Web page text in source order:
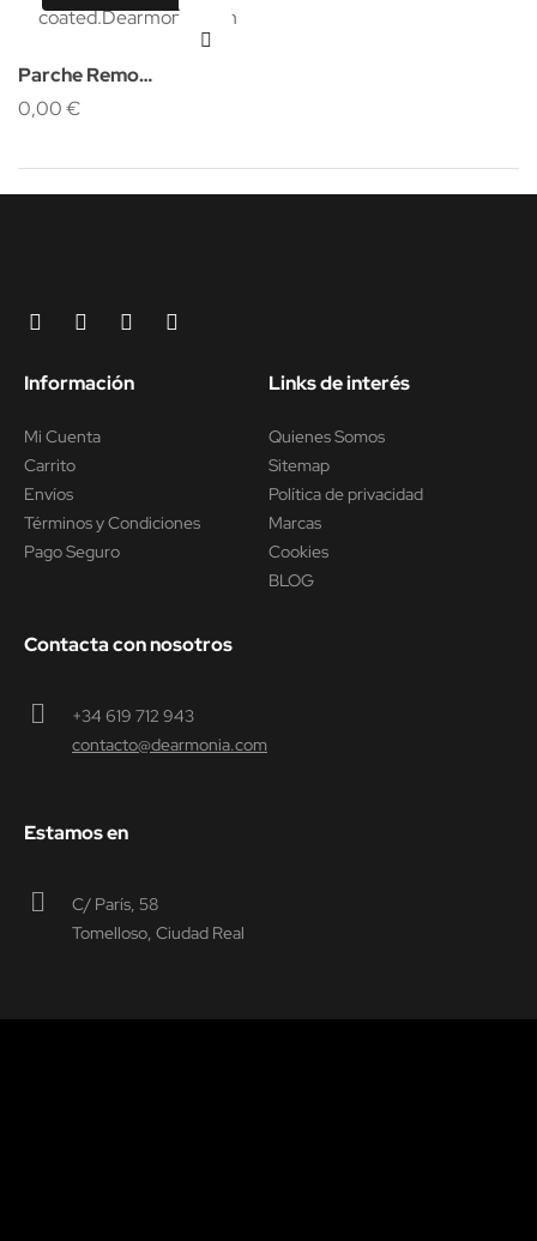
Parche Remo
Ambassador rugoso
0,00 €
Información
Mi Cuenta
Carrito
Envíos
Términos y Condiciones
Pago Seguro
Links de interés
Quienes Somos
Sitemap
Política de privacidad
Marcas
Cookies
BLOG
Contacta con nosotros
+34 619 712 943
contacto@dearmonia.com
Estamos en
C/ París, 58
Tomelloso, Ciudad Real